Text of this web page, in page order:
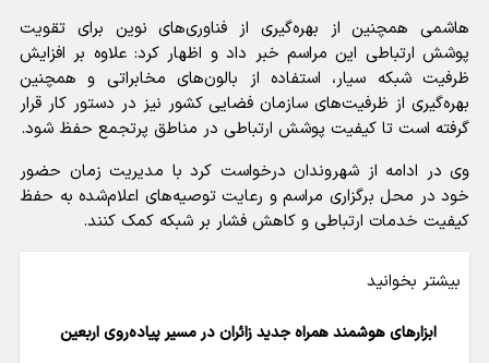
هاشمی همچنین از بهره‌گیری از فناوری‌های نوین برای تقویت
پوشش ارتباطی این مراسم خبر داد و اظهار کرد: علاوه بر افزایش
ظرفیت شبکه سیار، استفاده از بالون‌های مخابراتی و همچنین
بهره‌گیری از ظرفیت‌های سازمان فضایی کشور نیز در دستور کار قرار
گرفته است تا کیفیت پوشش ارتباطی در مناطق پرتجمع حفظ شود.
وی در ادامه از شهروندان درخواست کرد با مدیریت زمان حضور
خود در محل برگزاری مراسم و رعایت توصیه‌های اعلام‌شده به حفظ
کیفیت خدمات ارتباطی و کاهش فشار بر شبکه کمک کنند.
بیشتر بخوانید
ابزار‌های هوشمند همراه جدید زائران در مسیر پیاده‌روی اربعین